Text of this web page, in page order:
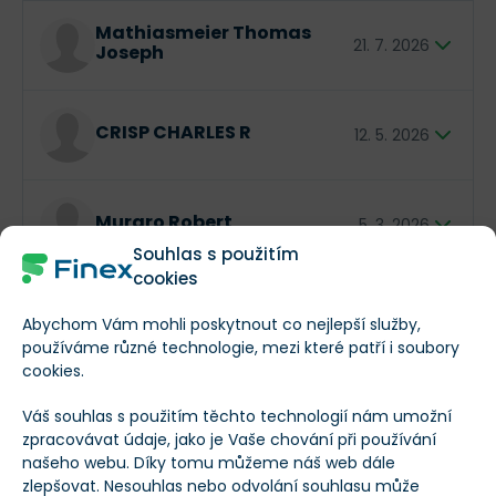
Souhlas s použitím
cookies
Abychom Vám mohli poskytnout co nejlepší služby,
používáme různé technologie, mezi které patří i soubory
cookies.
Váš souhlas s použitím těchto technologií nám umožní
zpracovávat údaje, jako je Vaše chování při používání
našeho webu. Díky tomu můžeme náš web dále
zlepšovat. Nesouhlas nebo odvolání souhlasu může
do kritické infrastruktury se mění v stabilní stroj na
hotovost, což z ní dělá silného hráče připraveného
Směr obchodu Typ insidera
Mathiasmeier Thomas
Joseph 21. 7. 2026
$XX XXX
CRISP CHARLES R 12. 5. 2026
$XX XXX
Muraro Robert 5. 3. 2026
officer: Chief Commercial Officer
James 2. 3. 2026
officer: See Remarks
2. 3. 2026
officer: See Remarks
$XX XXX
Předchozí Další